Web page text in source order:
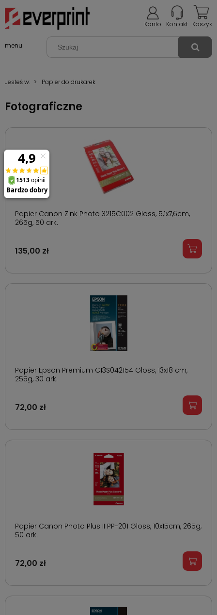
Koszyk
Kontakt
Konto
menu
Jesteś w: > Papier do drukarek
Fotograficzne
Papier Canon Zink Photo 3215C002 Gloss, 5,1x7,6cm,
265g, 50 ark.
135,00 zł
Papier Epson Premium C13S042154 Gloss, 13x18 cm,
255g, 30 ark.
72,00 zł
Papier Canon Photo Plus II PP-201 Gloss, 10x15cm, 265g,
50 ark.
72,00 zł